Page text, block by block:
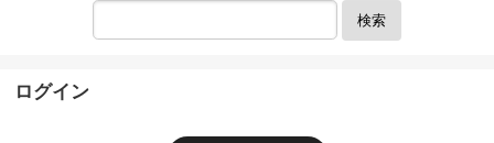
検索
ログイン